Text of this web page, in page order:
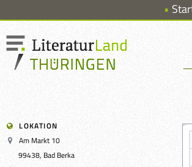
LOKATION
Am Markt 10
99438, Bad Berka